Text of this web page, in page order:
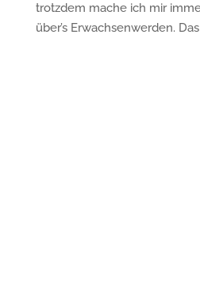
trotzdem mache ich mir
über’s Erwachsenwerden.